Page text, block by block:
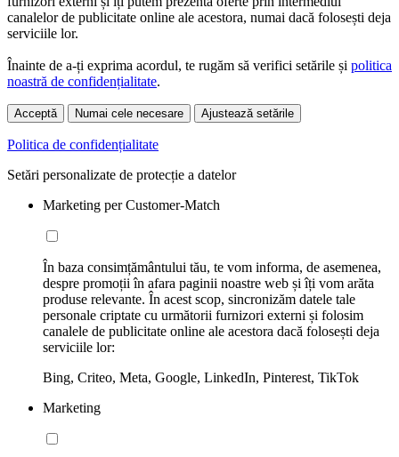
canalelor de publicitate online ale acestora, numai dacă folosești deja
serviciile lor.
Înainte de a-ți exprima acordul, te rugăm să verifici setările și politica
noastră de confidențialitate.
Acceptă Numai cele necesare Ajustează setările
Politica de confidențialitate
Setări personalizate de protecție a datelor
Marketing per Customer-Match
În baza consimțământului tău, te vom informa, de asemenea,
despre promoții în afara paginii noastre web și îți vom arăta
produse relevante. În acest scop, sincronizăm datele tale
personale criptate cu următorii furnizori externi și folosim
canalele de publicitate online ale acestora dacă folosești deja
serviciile lor:
Bing, Criteo, Meta, Google, LinkedIn, Pinterest, TikTok
Marketing